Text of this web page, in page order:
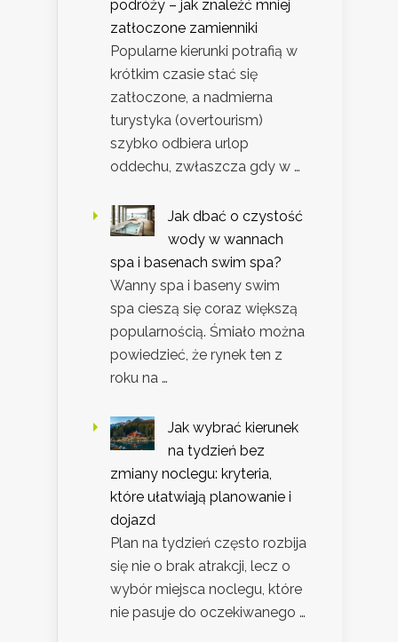
podróży – jak znaleźć mniej
zatłoczone zamienniki
Popularne kierunki potrafią w
krótkim czasie stać się
zatłoczone, a nadmierna
turystyka (overtourism)
szybko odbiera urlop
oddechu, zwłaszcza gdy w …
Jak dbać o czystość
wody w wannach
spa i basenach swim spa?
Wanny spa i baseny swim
spa cieszą się coraz większą
popularnością. Śmiało można
powiedzieć, że rynek ten z
roku na …
Jak wybrać kierunek
na tydzień bez
zmiany noclegu: kryteria,
które ułatwiają planowanie i
dojazd
Plan na tydzień często rozbija
się nie o brak atrakcji, lecz o
wybór miejsca noclegu, które
nie pasuje do oczekiwanego …